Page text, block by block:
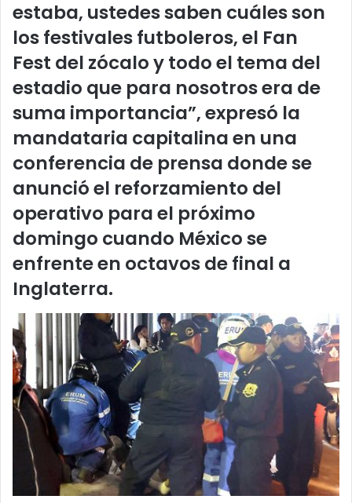
estaba, ustedes saben cuáles son
los festivales futboleros, el Fan
Fest del zócalo y todo el tema del
estadio que para nosotros era de
suma importancia”, expresó la
mandataria capitalina en una
conferencia de prensa donde se
anunció el reforzamiento del
operativo para el próximo
domingo cuando México se
enfrente en octavos de final a
Inglaterra.